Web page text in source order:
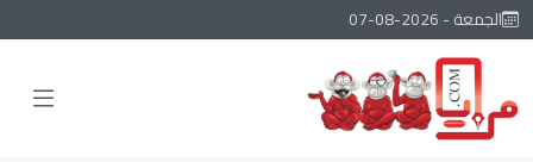
الجمعة - 2026-08-07